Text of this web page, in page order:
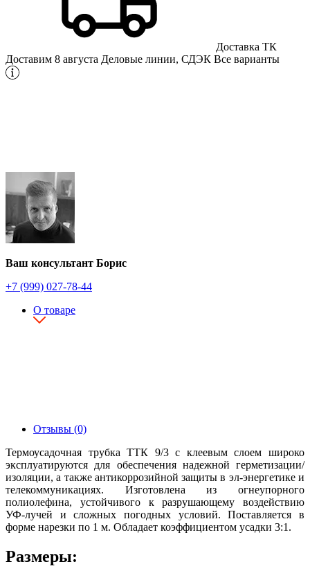
Доставка ТК
Доставим 8 августа Деловые линии, СДЭК Все варианты
Ваш консультант Борис
+7 (999) 027-78-44
О товаре
Отзывы (0)
Термоусадочная трубка ТТК 9/3 с клеевым слоем широко
эксплуатируются для обеспечения надежной герметизации/
изоляции, а также антикоррозийной защиты в эл-энергетике и
телекоммуникациях. Изготовлена из огнеупорного
полиолефина, устойчивого к разрушающему воздействию
УФ-лучей и сложных погодных условий. Поставляется в
форме нарезки по 1 м. Обладает коэффициентом усадки 3:1.
Размеры: